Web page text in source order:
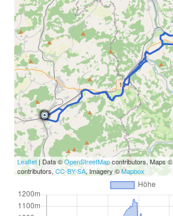
Leaflet | Data ©OpenStreetMapcontributors, Maps ©
contributors, CC-BY-SA, Imagery ©Mapbox